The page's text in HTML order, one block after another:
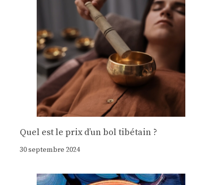
Quel est le prix d’un bol tibétain ?
30 septembre 2024